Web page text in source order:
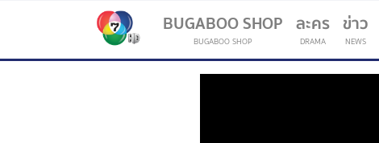
BUGABOO SHOP
BUGABOO SHOP
ละคร
DRAMA
ข่าว
NEWS